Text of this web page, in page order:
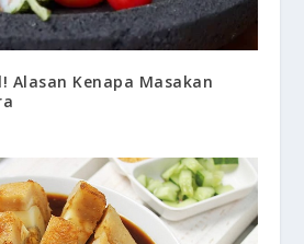
Alasan Kenapa Masakan